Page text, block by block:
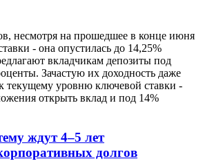
несмотря на прошедшее в конце июня
- она опустилась до 14,25%
вкладчикам депозиты под
Зачастую их доходность даже
текущему уровню ключевой ставки -
открыть вклад и под 14%
ждут 4–5 лет
долгов